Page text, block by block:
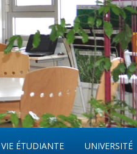
VIE ÉTUDIANTE UNIVERSITÉ